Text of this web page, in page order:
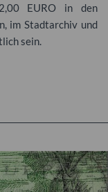
EURO in den
im Stadtarchiv und
sein.